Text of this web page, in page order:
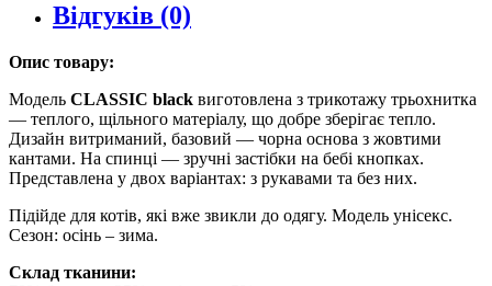
Відгуків (0)
Опис товару:
Модель CLASSIC black виготовлена з трикотажу трьохнитка
— теплого, щільного матеріалу, що добре зберігає тепло.
Дизайн витриманий, базовий — чорна основа з жовтими
кантами. На спинці — зручні застібки на бебі кнопках.
Представлена у двох варіантах: з рукавами та без них.
Підійде для котів, які вже звикли до одягу. Модель унісекс.
Сезон: осінь – зима.
Склад тканини: